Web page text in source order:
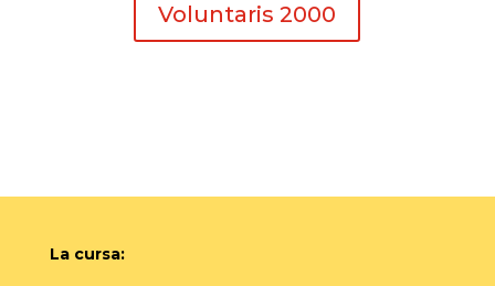
Voluntaris 2000
La cursa: